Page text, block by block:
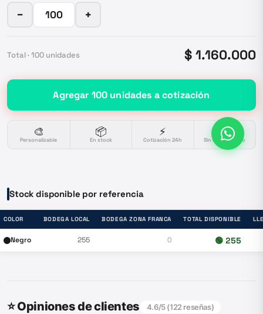
− +
Total · 100 unidades $ 1.160.000
Agregar 100 unidades a cotización
🎨
Personalizable
📦
En stock
⚡
Cotización 24h
🔒
Sin compromiso
Stock disponible por referencia
COLOR BODEGA LOCAL BODEGA ZONA FRANCA TOTAL DISPONIBLE
Negro 255 0 🟢 255
⭐ Opiniones de clientes 4.6/5 (122 reseñas)